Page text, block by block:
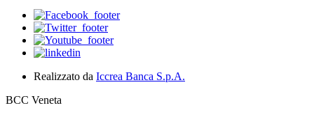
Realizzato da Iccrea Banca S.p.A.
BCC Veneta